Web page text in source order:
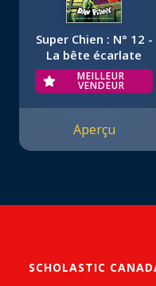
Super Chien : N° 12 -
La bête écarlate
MEILLEUR
VENDEUR
Aperçu
SCHOLASTIC